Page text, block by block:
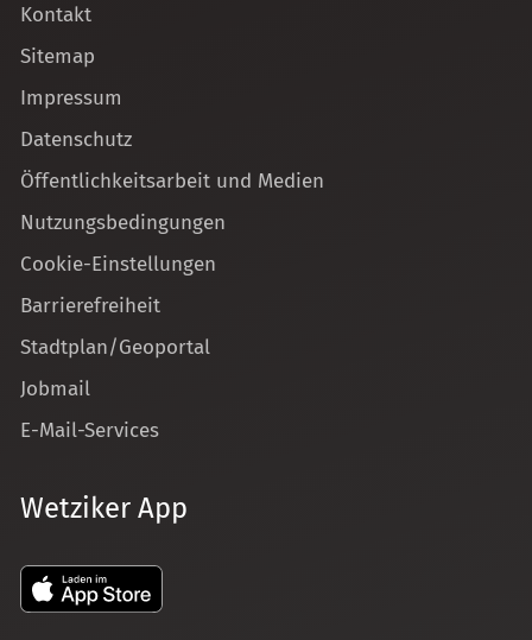
Kontakt
Sitemap
Impressum
Datenschutz
Öffentlichkeitsarbeit und Medien
Nutzungsbedingungen
Cookie-Einstellungen
Barrierefreiheit
Stadtplan/Geoportal
Jobmail
E-Mail-Services
Wetziker App